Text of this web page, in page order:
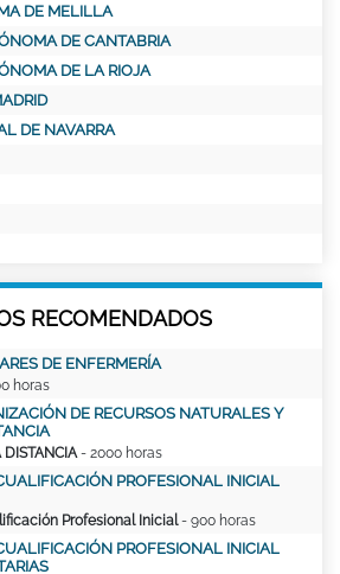
DE MELILLA
DE CANTABRIA
DE LA RIOJA
DE NAVARRA
RECOMENDADOS
DE ENFERMERÍA
horas
DE RECURSOS NATURALES Y
DISTANCIA - 2000 horas
PROFESIONAL INICIAL
Profesional Inicial- 900 horas
PROFESIONAL INICIAL